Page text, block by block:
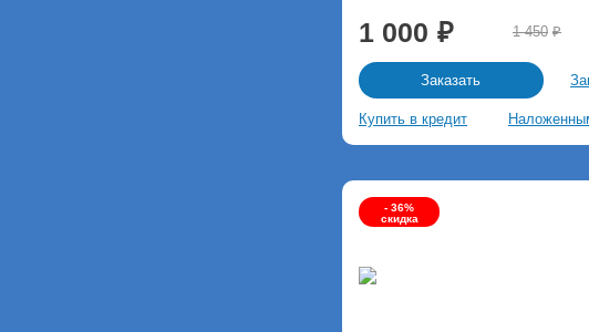
1 000 1 450
Заказать
Купить в кредит
- 36%
скидка